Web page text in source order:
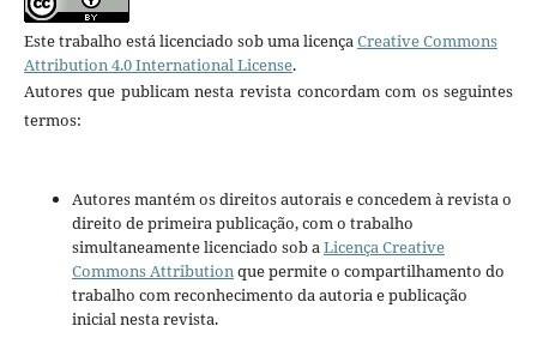
Este trabalho está licenciado sob uma licençaCreative Commons
Attribution 4.0 International License.
Autores que publicam nesta revista concordam com os seguintes
termos:
Autores mantém os direitos autorais e concedem à revista o
direito de primeira publicação, com o trabalho
simultaneamente licenciado sob aLicença Creative
Commons Attributionque permite o compartilhamento do
trabalho com reconhecimento da autoria e publicação
inicial nesta revista.